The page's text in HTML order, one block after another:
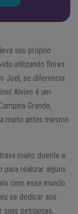
seu próprio
utilizando flores
Joel, se diferencia
Aleixo é um
Grande,
muito antes mesmo
muito doente e
para realizar alguns
com esse mundo
se dedicar aos
suas pesquisas,